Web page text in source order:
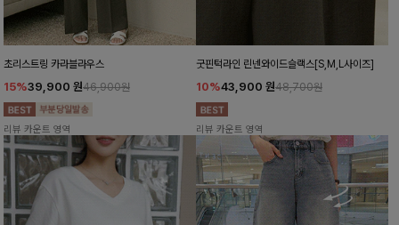
초리스트링 카라블라우스
15%39,900 원46,900원
리뷰 카운트 영역
굿핀턱라인 린넨와이드슬랙스[S,M,L사이즈]
10%43,900 원48,700원
리뷰 카운트 영역